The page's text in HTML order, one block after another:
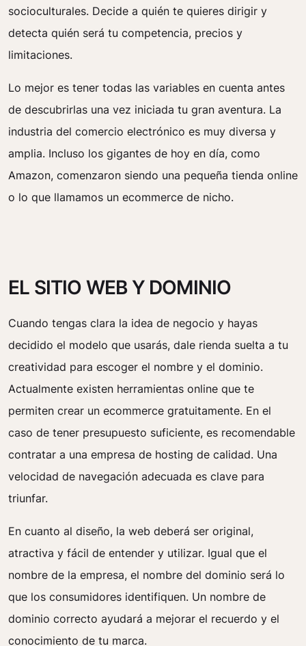
socioculturales. Decide a quién te quieres dirigir y
detecta quién será tu competencia, precios y
limitaciones.
Lo mejor es tener todas las variables en cuenta antes
de descubrirlas una vez iniciada tu gran aventura. La
industria del comercio electrónico es muy diversa y
amplia. Incluso los gigantes de hoy en día, como
Amazon, comenzaron siendo una pequeña tienda online
o lo que llamamos un ecommerce de nicho.
EL SITIO WEB Y DOMINIO
Cuando tengas clara la idea de negocio y hayas
decidido el modelo que usarás, dale rienda suelta a tu
creatividad para escoger el nombre y el dominio.
Actualmente existen herramientas online que te
permiten crear un ecommerce gratuitamente. En el
caso de tener presupuesto suficiente, es recomendable
contratar a una empresa de hosting de calidad. Una
velocidad de navegación adecuada es clave para
triunfar.
En cuanto al diseño, la web deberá ser original,
atractiva y fácil de entender y utilizar. Igual que el
nombre de la empresa, el nombre del dominio será lo
que los consumidores identifiquen. Un nombre de
dominio correcto ayudará a mejorar el recuerdo y el
conocimiento de tu marca.